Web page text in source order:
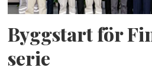
Byggstart för
serie